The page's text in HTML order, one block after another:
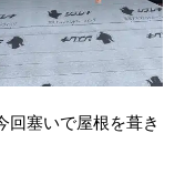
回塞いで屋根を葺き